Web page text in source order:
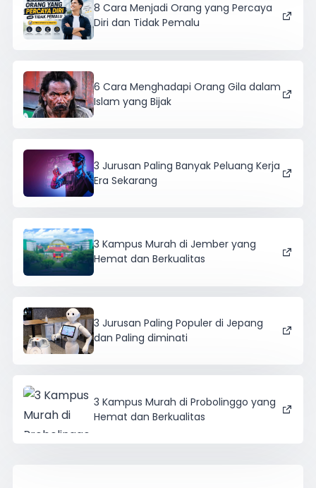
8 Cara Menjadi Orang yang Percaya
Diri dan Tidak Pemalu
6 Cara Menghadapi Orang Gila dalam
Islam yang Bijak
3 Jurusan Paling Banyak Peluang Kerja
Era Sekarang
3 Kampus Murah di Jember yang
Hemat dan Berkualitas
3 Jurusan Paling Populer di Jepang
dan Paling diminati
3 Kampus Murah di Probolinggo yang
Hemat dan Berkualitas